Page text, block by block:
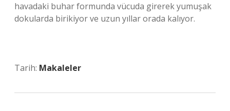
havadaki buhar formunda vücuda girerek yumuşak
dokularda birikiyor ve uzun yıllar orada kalıyor.
Tarih: Makaleler